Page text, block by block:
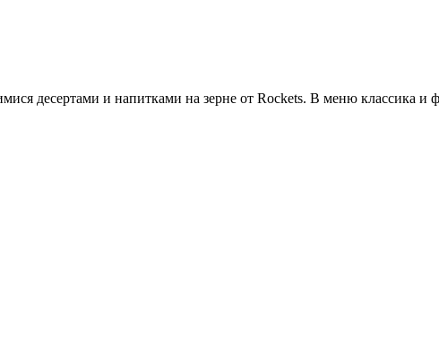
десертами и напитками на зерне от Rockets. В меню классика и